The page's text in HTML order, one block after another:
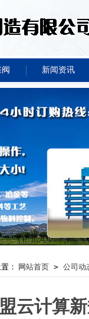
新闻资讯
： 网站首页 > 公司动
云计算